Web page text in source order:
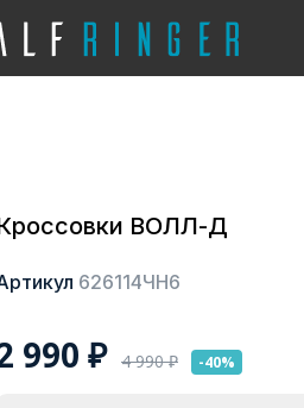
ВОЛЛ-Д
626114ЧН6
990 ₽ 4 990₽ -40%